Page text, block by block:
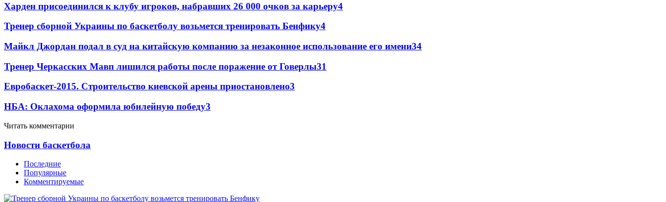
Харден присоединился к клубу игроков, набравших 26 000 очков за карьеру4
Тренер сборной Украины по баскетболу возьмется тренировать Бенфику4
Майкл Джордан подал в суд на китайскую компанию за незаконное использование его имени34
Тренер Черкасских Мавп лишился работы после поражение от Говерлы31
Евробаскет-2015. Строительство киевской арены приостановлено3
НБА: Оклахома оформила юбилейную победу3
Читать комментарии
Новости баскетбола
Последние
Популярные
Комментируемые